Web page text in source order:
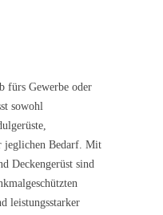
fürs Gewerbe oder
sowohl
jeglichen Bedarf. Mit
Deckengerüst sind
leistungsstarker